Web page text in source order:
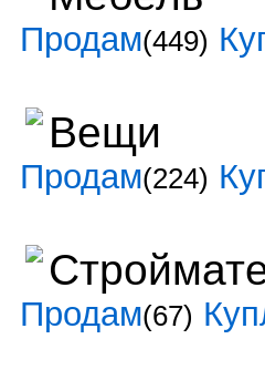
Продам(449)
Вещи
Продам(224)
Продам(67)